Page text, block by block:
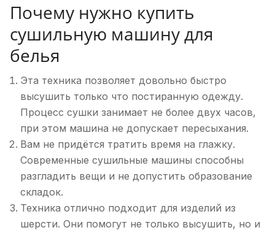
Почему нужно купить
сушильную машину для
белья
Эта техника позволяет довольно быстро
высушить только что постиранную одежду.
Процесс сушки занимает не более двух часов,
при этом машина не допускает пересыхания.
Вам не придётся тратить время на глажку.
Современные сушильные машины способны
разгладить вещи и не допустить образование
складок.
Техника отлично подходит для изделий из
шерсти. Они помогут не только высушить, но и